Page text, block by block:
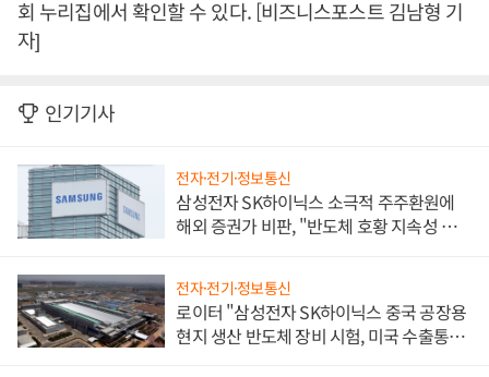
회 누리집에서 확인할 수 있다. [비즈니스포스트 김남형 기
자]
인기기사
전자·전기·정보통신
삼성전자 SK하이닉스 소극적 주주환원에
해외 증권가 비판, "반도체 호황 지속성 의
전자·전기·정보통신
로이터 "삼성전자 SK하이닉스 중국 공장용
현지 생산 반도체 장비 시험, 미국 수출통제